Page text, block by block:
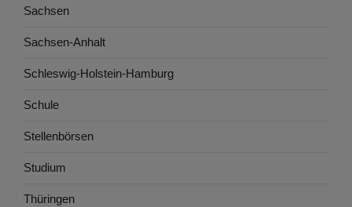
Sachsen
Sachsen-Anhalt
Schleswig-Holstein-Hamburg
Schule
Stellenbörsen
Studium
Thüringen